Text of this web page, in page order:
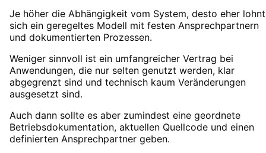
Je höher die Abhängigkeit vom System, desto eher lohnt
sich ein geregeltes Modell mit festen Ansprechpartnern
und dokumentierten Prozessen.
Weniger sinnvoll ist ein umfangreicher Vertrag bei
Anwendungen, die nur selten genutzt werden, klar
abgegrenzt sind und technisch kaum Veränderungen
ausgesetzt sind.
Auch dann sollte es aber zumindest eine geordnete
Betriebsdokumentation, aktuellen Quellcode und einen
definierten Ansprechpartner geben.